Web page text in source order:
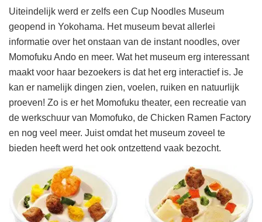
Uiteindelijk werd er zelfs een Cup Noodles Museum
geopend in Yokohama. Het museum bevat allerlei
informatie over het onstaan van de instant noodles, over
Momofuku Ando en meer. Wat het museum erg interessant
maakt voor haar bezoekers is dat het erg interactief is. Je
kan er namelijk dingen zien, voelen, ruiken en natuurlijk
proeven! Zo is er het Momofuku theater, een recreatie van
de werkschuur van Momofuko, de Chicken Ramen Factory
en nog veel meer. Juist omdat het museum zoveel te
bieden heeft werd het ook ontzettend vaak bezocht.